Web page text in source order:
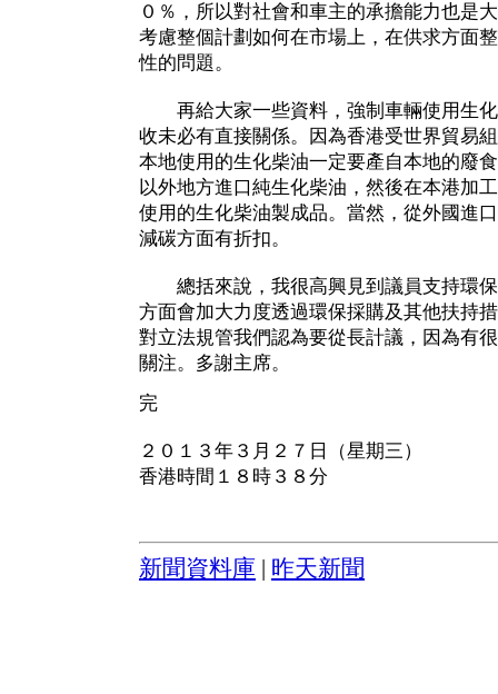
０％，所以對社會和車主的承擔能力也是
考慮整個計劃如何在市場上，在供求方面
性的問題。
再給大家一些資料，強制車輛使用生化
收未必有直接關係。因為香港受世界貿易
本地使用的生化柴油一定要產自本地的廢
以外地方進口純生化柴油，然後在本港加
使用的生化柴油製成品。當然，從外國進
減碳方面有折扣。
總括來說，我很高興見到議員支持環保
方面會加大力度透過環保採購及其他扶持
對立法規管我們認為要從長計議，因為有
關注。多謝主席。
完
２０１３年３月２７日（星期三）
香港時間１８時３８分
新聞資料庫 昨天新聞